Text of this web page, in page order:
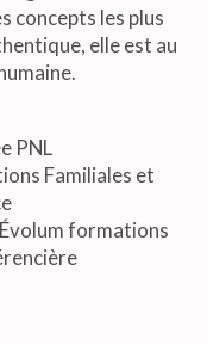
concepts les plus
elle est au
PNL
Familiales et
formations